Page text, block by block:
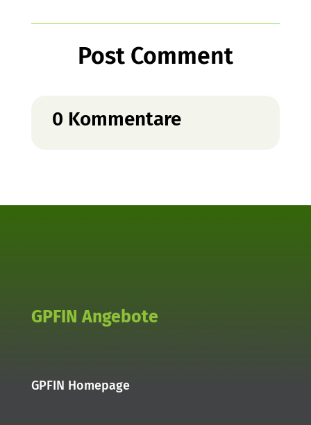
Post Comment
0 Kommentare
GPFIN Angebote
GPFIN Homepage